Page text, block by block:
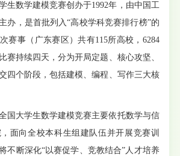
生数学建模竞赛创办于1992年，由中国工
办，是首批列入“高校学科竞赛排行榜”的
赛事（广东赛区）共有115所高校，6284
赛持续四天，分为开局定题、核心攻坚、
四个阶段，包括建模、编程、写作三大核
国大学生数学建模竞赛主要依托数学与信
面向全校本科生组建队伍并开展竞赛训
不断深化“以赛促学、竞教结合”人才培养